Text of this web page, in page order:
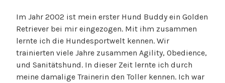
Im Jahr 2002 ist mein erster Hund Buddy ein Golden
Retriever bei mir eingezogen. Mit ihm zusammen
lernte ich die Hundesportwelt kennen. Wir
trainierten viele Jahre zusammen Agility, Obedience,
und Sanitätshund. In dieser Zeit lernte ich durch
meine damalige Trainerin den Toller kennen. Ich war